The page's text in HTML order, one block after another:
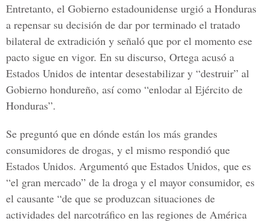
Entretanto, el Gobierno estadounidense urgió a Honduras
a repensar su decisión de dar por terminado el tratado
bilateral de extradición y señaló que por el momento ese
pacto sigue en vigor. En su discurso, Ortega acusó a
Estados Unidos de intentar desestabilizar y “destruir” al
Gobierno hondureño, así como “enlodar al Ejército de
Honduras”.
Se preguntó que en dónde están los más grandes
consumidores de drogas, y el mismo respondió que
Estados Unidos. Argumentó que Estados Unidos, que es
“el gran mercado” de la droga y el mayor consumidor, es
el causante “de que se produzcan situaciones de
actividades del narcotráfico en las regiones de América